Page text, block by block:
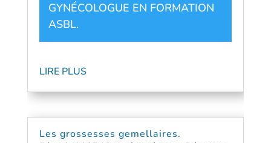
GYNÉCOLOGUE EN FORMATION
ASBL.
LIRE PLUS
Les grossesses gemellaires.